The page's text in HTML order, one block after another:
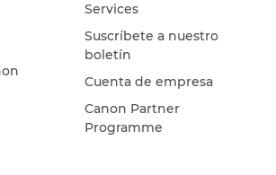
Services
Suscríbete a nuestro
boletín
Cuenta de empresa
Canon Partner
Programme